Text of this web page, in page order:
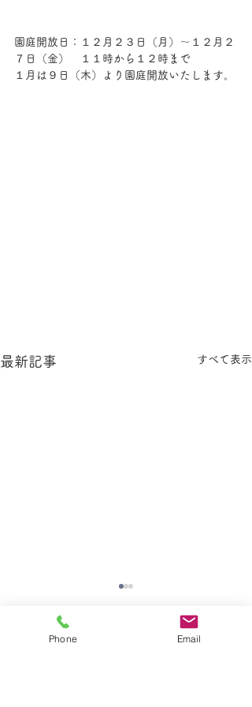
園庭開放日：１２月２３日（月）～１２月２
７日（金）　１１時から１２時まで
１月は９日（木）より園庭開放いたします。
最新記事 すべて表示
Phone Email